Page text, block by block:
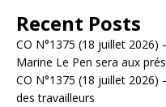
Recent Posts
CO N°1375 (18 juillet
Marine Le Pen sera aux
CO N°1375 (18 juillet 2026)
des travailleurs